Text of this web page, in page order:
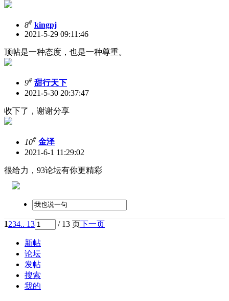
8# kingpj
2021-5-29 09:11:46
顶帖是一种态度，也是一种尊重。
9# 甜行天下
2021-5-30 20:37:47
收下了，谢谢分享
10# 金泽
2021-6-1 11:29:02
很给力，93论坛有你更精彩
1234.. 13 / 13 页下一页
新帖
论坛
发帖
搜索
我的